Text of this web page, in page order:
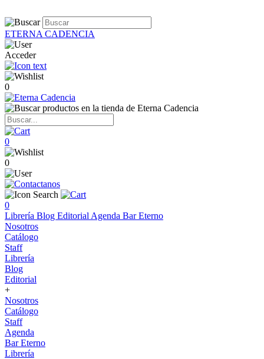
ETERNA CADENCIA
Acceder
0
0
0
0
Librería Blog Editorial Agenda Bar Eterno
Nosotros
Catálogo
Staff
Librería
Blog
Editorial
+
Nosotros
Catálogo
Staff
Agenda
Bar Eterno
Librería